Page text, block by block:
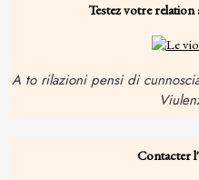
Testez votre
A to rilazioni pensi di
Contacter